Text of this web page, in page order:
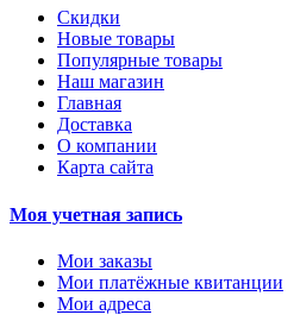
Скидки
Новые товары
Популярные товары
Наш магазин
Главная
Доставка
О компании
Карта сайта
Моя учетная запись
Мои заказы
Мои платёжные квитанции
Мои адреса